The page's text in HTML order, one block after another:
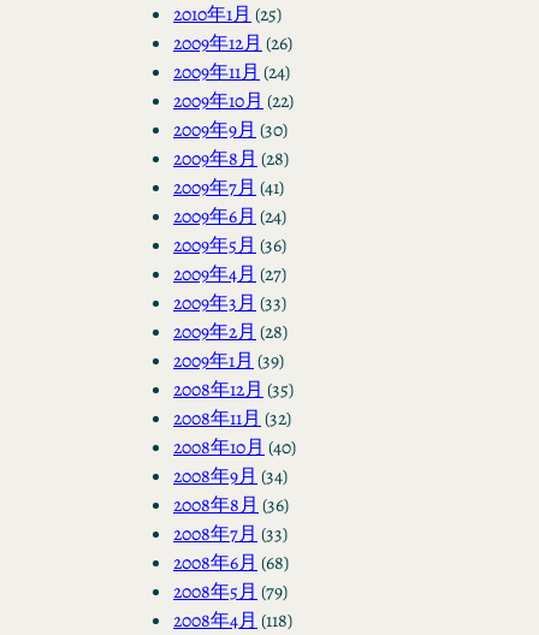
2010年1月 (25)
2009年12月 (26)
2009年11月 (24)
2009年10月 (22)
2009年9月 (30)
2009年8月 (28)
2009年7月 (41)
2009年6月 (24)
2009年5月 (36)
2009年4月 (27)
2009年3月 (33)
2009年2月 (28)
2009年1月 (39)
2008年12月 (35)
2008年11月 (32)
2008年10月 (40)
2008年9月 (34)
2008年8月 (36)
2008年7月 (33)
2008年6月 (68)
2008年5月 (79)
2008年4月 (118)